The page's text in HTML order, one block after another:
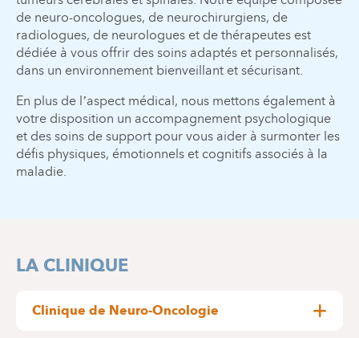
de neuro-oncologues, de neurochirurgiens, de
radiologues, de neurologues et de thérapeutes est
dédiée à vous offrir des soins adaptés et personnalisés,
dans un environnement bienveillant et sécurisant.
En plus de l’aspect médical, nous mettons également à
votre disposition un accompagnement psychologique
et des soins de support pour vous aider à surmonter les
défis physiques, émotionnels et cognitifs associés à la
maladie.
LA CLINIQUE
Clinique de Neuro-Oncologie